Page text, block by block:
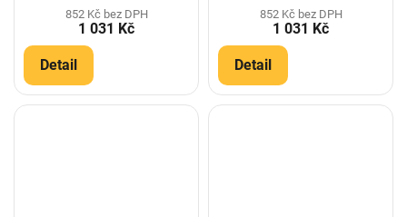
852 Kč bez DPH
1 031 Kč
Detail
852 Kč bez DPH
1 031 Kč
Detail